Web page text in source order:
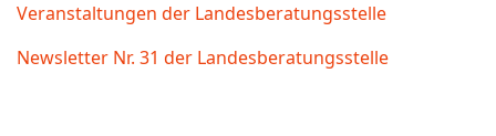
Veranstaltungen der Landesberatungsstelle
Newsletter Nr. 31 der Landesberatungsstelle